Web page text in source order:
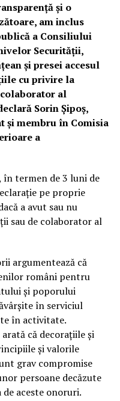
și o
am inclus
a Consiliului
Securității,
și presei accesul
cu privire la
al
Sorin Șipoș,
și membru în Comisia
a
în termen de 3 luni de
pe proprie
a avut sau nu
sau de colaborator al
argumentează că
români pentru
și poporului
în serviciul
în activitate.
că decorațiile și
și valorile
grav compromise
persoane decăzute
aceste onoruri.